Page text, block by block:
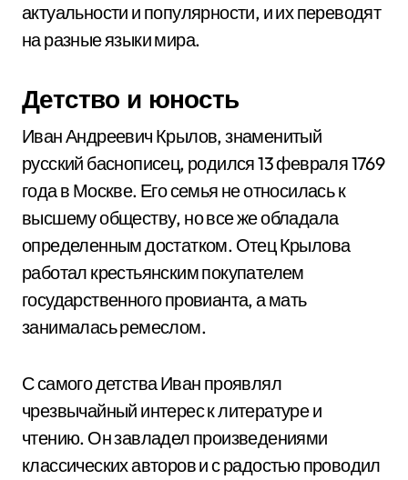
актуальности и популярности, и их переводят
на разные языки мира.
Детство и юность
Иван Андреевич Крылов, знаменитый
русский баснописец, родился 13 февраля 1769
года в Москве. Его семья не относилась к
высшему обществу, но все же обладала
определенным достатком. Отец Крылова
работал крестьянским покупателем
государственного провианта, а мать
занималась ремеслом.
С самого детства Иван проявлял
чрезвычайный интерес к литературе и
чтению. Он завладел произведениями
классических авторов и с радостью проводил